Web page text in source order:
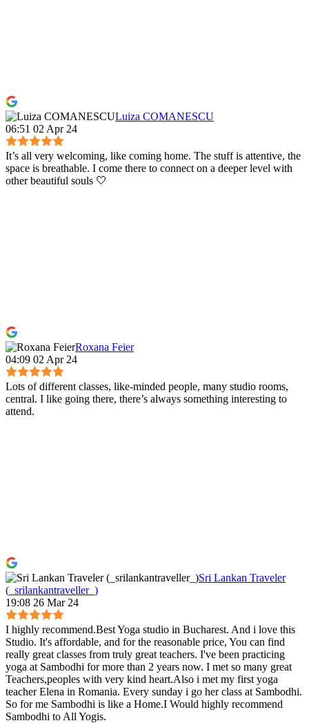
Luiza COMANESCU
06:51 02 Apr 24
It’s all very welcoming, like coming home. The stuff is attentive, the
space is breathable. I come there to connect on a deeper level with
other beautiful souls 🤍
Roxana Feier
04:09 02 Apr 24
Lots of different classes, like-minded people, many studio rooms,
central. I like going there, there’s always something interesting to
attend.
Sri Lankan Traveler
(_srilankantraveller_)
19:08 26 Mar 24
I highly recommend.Best Yoga studio in Bucharest. And i love this
Studio. It's affordable, and for the reasonable price, You can find
really great classes from truly great teachers. I've been practicing
yoga at Sambodhi for more than 2 years now. I met so many great
Teachers,peoples with very kind heart.Also i met my first yoga
teacher Elena in Romania. Every sunday i go her class at Sambodhi.
So for me Sambodhi is like a Home.I Would highly recommend
Sambodhi to All Yogis.